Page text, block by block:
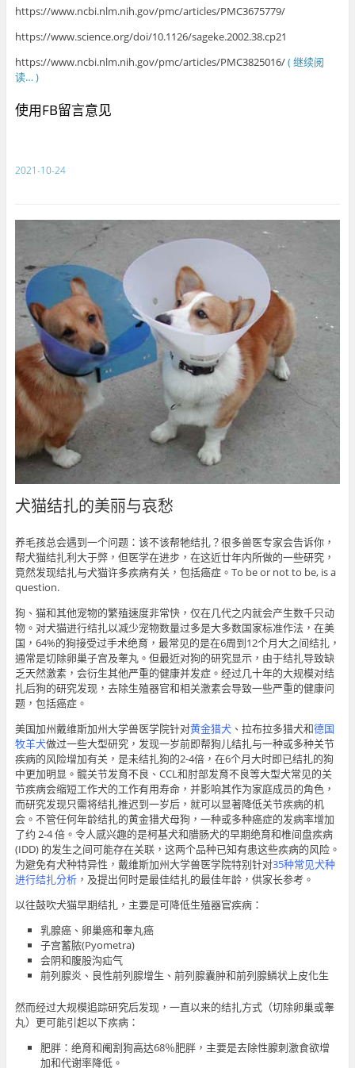
https://www.ncbi.nlm.nih.gov/pmc/articles/PMC3675779/
https://www.science.org/doi/10.1126/sageke.2002.38.cp21
https://www.ncbi.nlm.nih.gov/pmc/articles/PMC3825016/( 继续阅
读… )
使用FB留言意见
2021-10-24
犬猫结扎的美丽与哀愁
养毛孩总会遇到一个问题：该不该帮牠结扎？很多兽医专家会告诉你，
帮犬猫结扎利大于弊，但医学在进步，在这近廿年内所做的一些研究，
竟然发现结扎与犬猫许多疾病有关，包括癌症。To be or not to be, is a
question.
狗、猫和其他宠物的繁殖速度非常快，仅在几代之内就会产生数千只动
物。对犬猫进行结扎以减少宠物数量过多是大多数国家标准作法，在美
国，64%的狗接受过手术绝育，最常见的是在6周到12个月大之间结扎，
通常是切除卵巢子宫及睾丸。但最近对狗的研究显示，由于结扎导致缺
乏天然激素，会衍生其他严重的健康并发症。经过几十年的大规模对结
扎后狗的研究发现，去除生殖器官和相关激素会导致一些严重的健康问
题，包括癌症。
美国加州戴维斯加州大学兽医学院针对黄金猎犬、拉布拉多猎犬和德国
牧羊犬做过一些大型研究，发现一岁前即帮狗儿结扎与一种或多种关节
疾病的风险增加有关，是未结扎狗的2-4倍，在6个月大时即已结扎的狗
中更加明显。髋关节发育不良、CCL和肘部发育不良等大型犬常见的关
节疾病会缩短工作犬的工作有用寿命，并影响其作为家庭成员的角色，
而研究发现只需将结扎推迟到一岁后，就可以显著降低关节疾病的机
会。不管任何年龄结扎的黄金猎犬母狗，一种或多种癌症的发病率增加
了约 2-4 倍。令人感兴趣的是柯基犬和腊肠犬的早期绝育和椎间盘疾病
(IDD) 的发生之间可能存在关联，这两个品种已知有患这些疾病的风险。
为避免有犬种特异性，戴维斯加州大学兽医学院特别针对35种常见犬种
进行结扎分析，及提出何时是最佳结扎的最佳年龄，供家长参考。
以往鼓吹犬猫早期结扎，主要是可降低生殖器官疾病：
乳腺癌、卵巢癌和睾丸癌
子宫蓄脓(Pyometra)
会阴和腹股沟疝气
前列腺炎、良性前列腺增生、前列腺囊肿和前列腺鳞状上皮化生
然而经过大规模追踪研究后发现，一直以来的结扎方式（切除卵巢或睾
丸）更可能引起以下疾病：
肥胖：绝育和阉割狗高达68％肥胖，主要是去除性腺刺激食欲增
加和代谢率降低。